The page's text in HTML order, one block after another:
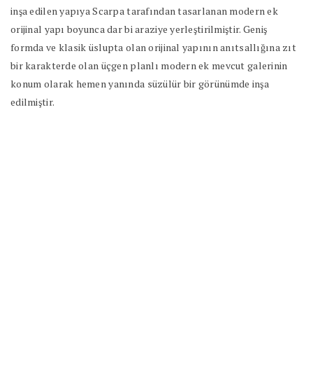
inşa edilen yapıya Scarpa tarafından tasarlanan modern ek
orijinal yapı boyunca dar bi araziye yerleştirilmiştir. Geniş
formda ve klasik üslupta olan orijinal yapının anıtsallığına zıt
bir karakterde olan üçgen planlı modern ek mevcut galerinin
konum olarak hemen yanında süzülür bir görünümde inşa
edilmiştir.